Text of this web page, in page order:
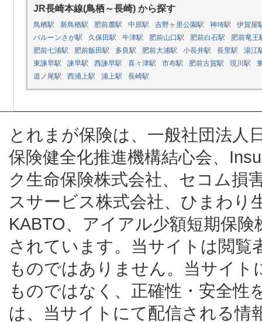
JR長崎本線(鳥栖～長崎) から探す
鳥栖駅 新鳥栖駅 肥前麓駅 中原駅 吉野ヶ里公園駅 神埼駅
伊賀屋
バルーンさが駅
久保田駅 牛津駅 肥前山口駅 肥前白石駅
肥前竜王
肥前七浦駅
肥前飯田駅 多良駅 肥前大浦駅 小長井駅 長里駅
湯江
東諫早駅
諫早駅 西諫早駅 喜々津駅 市布駅 肥前古賀駅 現川駅
道ノ尾駅
西浦上駅 浦上駅 長崎駅
とれまが保険は、一般社団法人
保険健全化推進機構結心会、
ク生命保険株式会社、セコム損
スサービス株式会社、ひまわり
KABTO、アイアル少額短期保
されています。当サイトは閲覧
ものではありません。当サイ
ものではなく、正確性・安全性
は、当サイトにて配信される情